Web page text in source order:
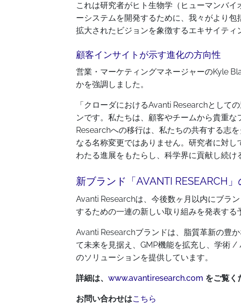
これは研究者がヒト生物学（ヒューマンバ
ーシステムを開発するために、我々がより包
拡大されたビジョンを象徴するエキサイティ
顧客インサイトが示す進化の方向性
営業・マーケティングマネージャーのKyle
かを強調しました。
「クローダにおけるAvanti Researchとして
ンです。私たちは、顧客やチームから貴重
Researchへの移行は、私たちの共有する志
なる名称変更ではありません。研究者に対
わたる進展をもたらし、科学界に貢献し続け
新ブランド「AVANTI RESEARCH
Avanti Researchは、今後数ヶ月以内にブラ
するための一連の新しい取り組みを発表する
Avanti Researchブランドは、脂質革新の豊
て未来を見据え、GMP機能を拡充し、学術
のソリューションを提供しています。
詳細は、www.avantiresearch.com をご覧く
お問い合わせはこちら